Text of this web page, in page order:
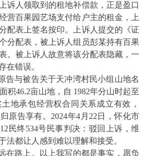
上诉人领取到的租地补偿款，正是盈口
营百果园艺场支付给户主的租金，上
配表上签名按印。上诉人提交的《证
分配表，被上诉人组员彭某持有百果
。被上诉人故意将该分配表隐藏，一
在错误。
与被告关于天冲湾村民小组山地名
积46.2亩山地，自 1982年分山时起至
地承包经营权合同关系成立有效，
原告享有。2024年4月22日，怀化市
民终534号民事判决：驳回上诉，维
法都让人感到难以理解和接受。
路上。以上我写的都是事实，愿负